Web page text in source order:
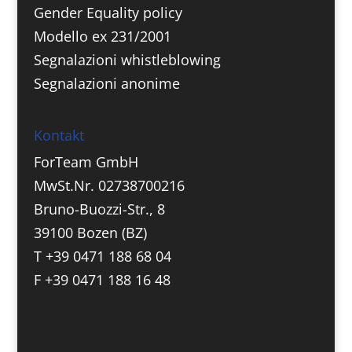
Gender Equality policy
Modello ex 231/2001
Segnalazioni whistleblowing
Segnalazioni anonime
Kontakt
ForTeam GmbH
MwSt.Nr. 02738700216
Bruno-Buozzi-Str., 8
39100 Bozen (BZ)
T +39 0471 188 68 04
F +39 0471 188 16 48